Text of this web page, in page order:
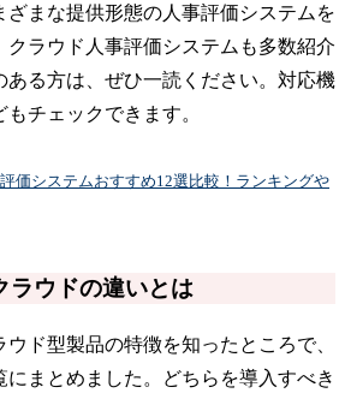
ざまな提供形態の人事評価システムを
クラウド人事評価システムも多数紹介
ある方は、ぜひ一読ください。対応機
チェックできます。
評価システムおすすめ12選比較！ランキングや
ラウドの違いとは
ド型製品の特徴を知ったところで、
にまとめました。どちらを導入すべき